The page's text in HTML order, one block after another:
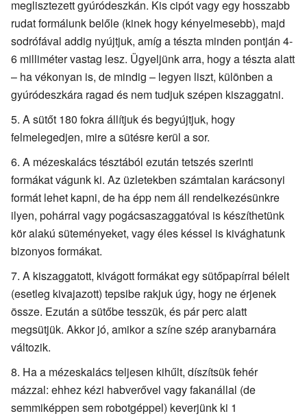
meglisztezett gyúródeszkán. Kis cipót vagy egy hosszabb
rudat formálunk belőle (kinek hogy kényelmesebb), majd
sodrófával addig nyújtjuk, amíg a tészta minden pontján 4-
6 milliméter vastag lesz. Ügyeljünk arra, hogy a tészta alatt
– ha vékonyan is, de mindig – legyen liszt, különben a
gyúródeszkára ragad és nem tudjuk szépen kiszaggatni.
A sütőt 180 fokra állítjuk és begyújtjuk, hogy
felmelegedjen, mire a sütésre kerül a sor.
A mézeskalács tésztából ezután tetszés szerinti
formákat vágunk ki. Az üzletekben számtalan karácsonyi
formát lehet kapni, de ha épp nem áll rendelkezésünkre
ilyen, pohárral vagy pogácsaszaggatóval is készíthetünk
kör alakú süteményeket, vagy éles késsel is kivághatunk
bizonyos formákat.
A kiszaggatott, kivágott formákat egy sütőpapírral bélelt
(esetleg kivajazott) tepsibe rakjuk úgy, hogy ne érjenek
össze. Ezután a sütőbe tesszük, és pár perc alatt
megsütjük. Akkor jó, amikor a színe szép aranybarnára
változik.
Ha a mézeskalács teljesen kihűlt, díszítsük fehér
mázzal: ehhez kézi habverővel vagy fakanállal (de
semmiképpen sem robotgéppel) keverjünk ki 1